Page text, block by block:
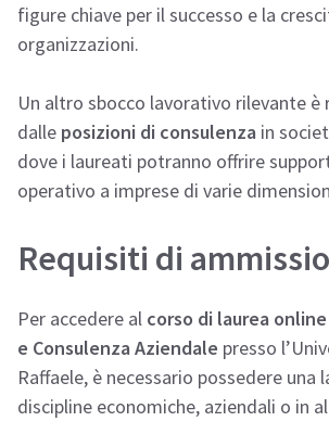
figure chiave per il successo e la
organizzazioni.
Un altro sbocco lavorativo rilevante è
dalle posizioni di consulenza in
dove i laureati potranno offrire
operativo a imprese di varie
Requisiti di
Per accedere al corso di laurea
e Consulenza Aziendale presso
Raffaele, è necessario possedere una
discipline economiche, aziendali o in